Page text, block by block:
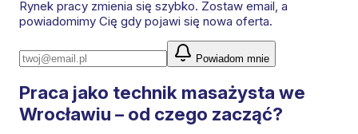
Rynek pracy zmienia się szybko. Zostaw email, a
powiadomimy Cię gdy pojawi się nowa oferta.
Powiadom mnie
Praca jako technik masażysta we
Wrocławiu – od czego zacząć?